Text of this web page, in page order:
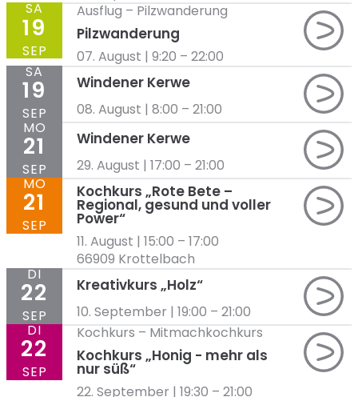
Pilzwanderung
Ausflug – Pilzwanderung
07. August | 9:20 – 22:00
SA
19
SEP
Windener Kerwe
08. August | 8:00 – 21:00
SA
19
SEP
Windener Kerwe
29. August | 17:00 – 21:00
MO
21
SEP
Kochkurs „Rote Bete –
Regional, gesund und voller
Power“
11. August | 15:00 – 17:00
66909 Krottelbach
MO
21
SEP
Kreativkurs „Holz“
10. September | 19:00 – 21:00
DI
22
SEP
Kochkurs „Honig ​-​ mehr als
nur süß“
Kochkurs – Mitmachkochkurs
22. September | 19:30 – 21:00
DI
22
SEP